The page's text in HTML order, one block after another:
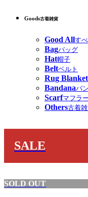
Goods古着雑貨
Good Allす
Bagバッグ
Hat帽子
Beltベルト
Rug Blanket
Bandanaバ
Scarfマフラ
Others古着
SALE
SOLD OUT